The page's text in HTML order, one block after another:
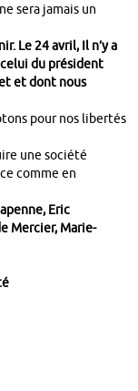
sera jamais un
Le 24 avril, Il n’y a
du président
et dont nous
pour nos libertés
une société
comme en
Eric
Mercier, Marie-